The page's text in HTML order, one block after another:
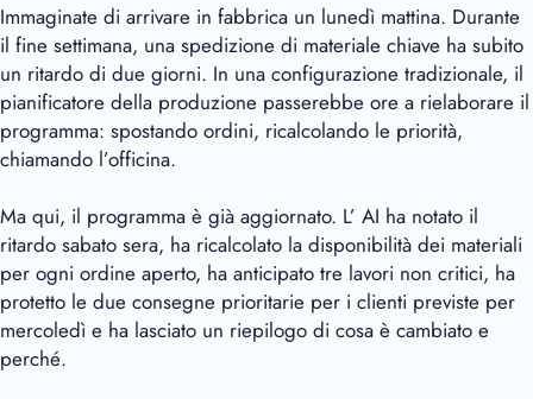
Immaginate di arrivare in fabbrica un lunedì mattina. Durante
il fine settimana, una spedizione di materiale chiave ha subito
un ritardo di due giorni. In una configurazione tradizionale, il
pianificatore della produzione passerebbe ore a rielaborare il
programma: spostando ordini, ricalcolando le priorità,
chiamando l’officina.
Ma qui, il programma è già aggiornato. L’ AI ha notato il
ritardo sabato sera, ha ricalcolato la disponibilità dei materiali
per ogni ordine aperto, ha anticipato tre lavori non critici, ha
protetto le due consegne prioritarie per i clienti previste per
mercoledì e ha lasciato un riepilogo di cosa è cambiato e
perché.